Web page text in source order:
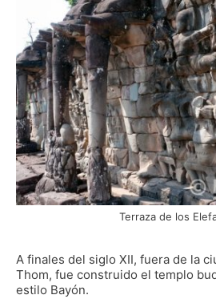
Terraza de los
A finales del siglo XII, fuera de la
Thom, fue construido el templo
estilo Bayón.